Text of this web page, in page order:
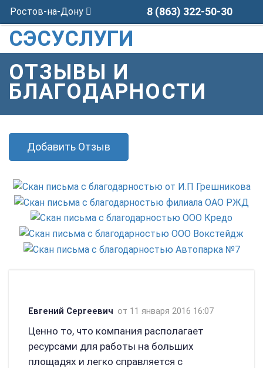
Ростов-на-Дону 8 (863) 322-50-30
СЭСУСЛУГИ
ОТЗЫВЫ И
БЛАГОДАРНОСТИ
Добавить Отзыв
Евгений Сергеевич от 11 января 2016 16:07
Ценно то, что компания располагает
ресурсами для работы на больших
площадях и легко справляется с